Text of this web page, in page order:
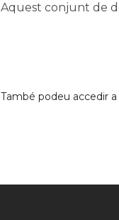
Aquest conjunt de
També podeu accedir